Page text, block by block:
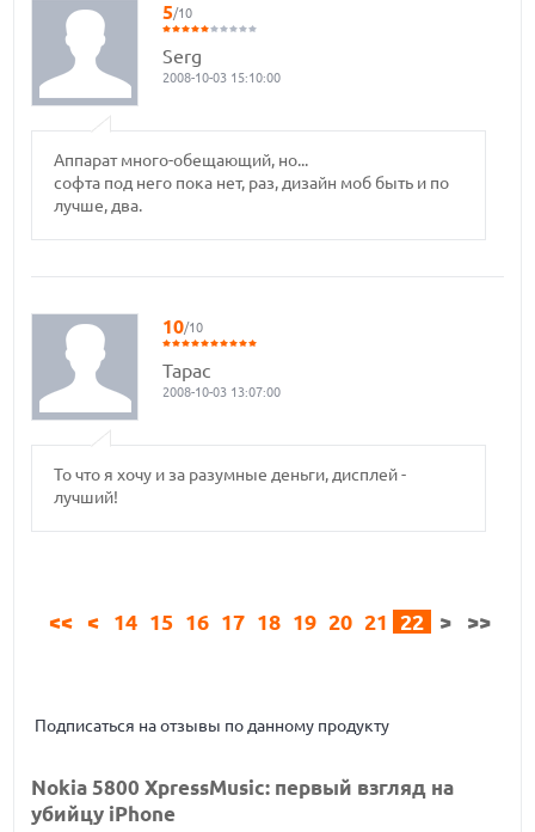
5/10
Serg
2008-10-03 15:10:00
Аппарат много-обещающий, но...
софта под него пока нет, раз, дизайн моб быть и по
лучше, два.
10/10
Тарас
2008-10-03 13:07:00
То что я хочу и за разумные деньги, дисплей -
лучший!
<< < 14 15 16 17 18 19 20 21 22 > >>
Подписаться на отзывы по данному продукту
Nokia 5800 XpressMusic: первый взгляд на
убийцу iPhone